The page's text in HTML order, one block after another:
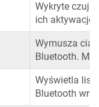
Wykryte
ich aktywację.
Wymusza
Bluetooth.
Wyświetla
Bluetooth